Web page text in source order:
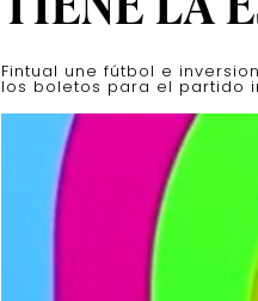
Fintual une fútbol e
los boletos para el partido